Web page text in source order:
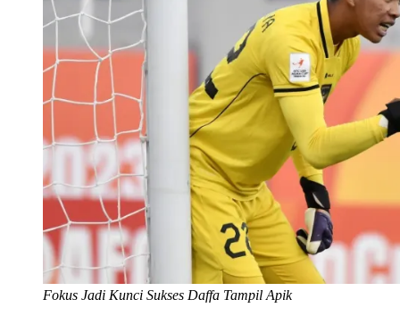
Fokus Jadi Kunci Sukses Daffa Tampil Apik